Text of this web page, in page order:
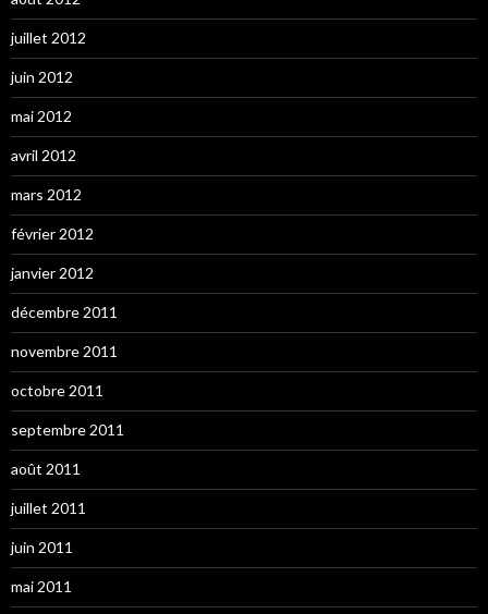
juillet 2012
juin 2012
mai 2012
avril 2012
mars 2012
février 2012
janvier 2012
décembre 2011
novembre 2011
octobre 2011
septembre 2011
août 2011
juillet 2011
juin 2011
mai 2011